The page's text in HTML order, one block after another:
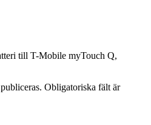
till T-Mobile myTouch Q,
Obligatoriska fält är